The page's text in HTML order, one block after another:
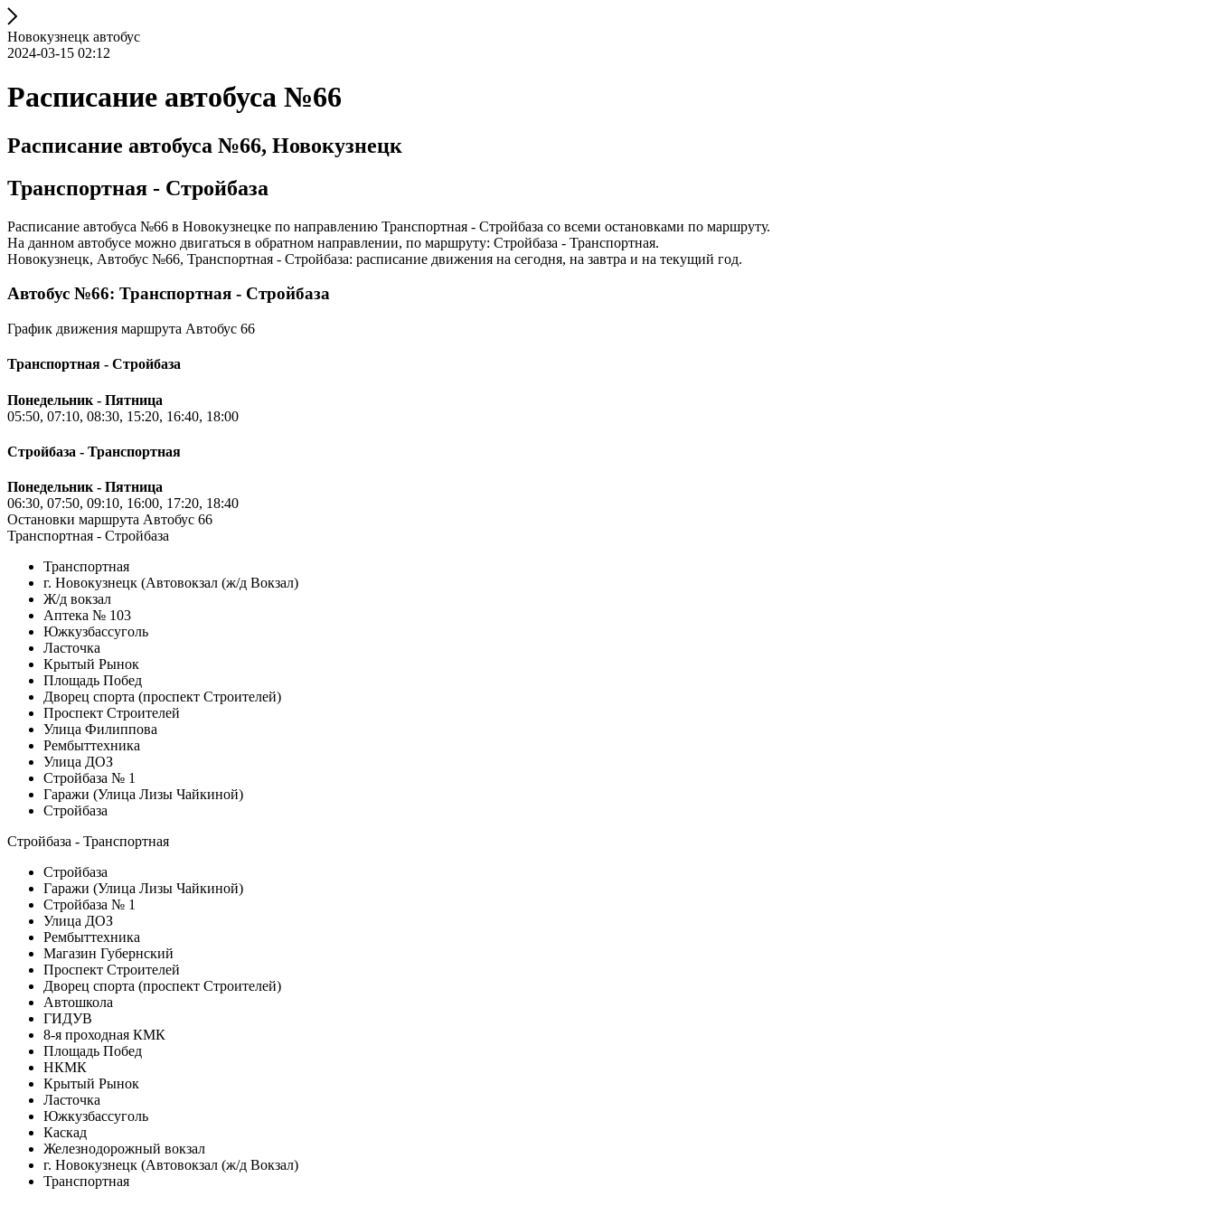
Новокузнецк автобус
2024-03-15 02:12
Расписание автобуса №66
Расписание автобуса №66, Новокузнецк
Транспортная - Стройбаза
Расписание автобуса №66 в Новокузнецке по направлению Транспортная - Стройбаза со всеми остановками по маршруту.
На данном автобусе можно двигаться в обратном направлении, по маршруту: Стройбаза - Транспортная.
Новокузнецк, Автобус №66, Транспортная - Стройбаза: расписание движения на сегодня, на завтра и на текущий год.
Автобус №66: Транспортная - Стройбаза
График движения маршрута Автобус 66
Транспортная - Стройбаза
Понедельник - Пятница
05:50, 07:10, 08:30, 15:20, 16:40, 18:00
Стройбаза - Транспортная
Понедельник - Пятница
06:30, 07:50, 09:10, 16:00, 17:20, 18:40
Остановки маршрута Автобус 66
Транспортная - Стройбаза
Транспортная
г. Новокузнецк (Автовокзал (ж/д Вокзал)
Ж/д вокзал
Аптека № 103
Южкузбассуголь
Ласточка
Крытый Рынок
Площадь Побед
Дворец спорта (проспект Строителей)
Проспект Строителей
Улица Филиппова
Рембыттехника
Улица ДОЗ
Стройбаза № 1
Гаражи (Улица Лизы Чайкиной)
Стройбаза
Стройбаза - Транспортная
Стройбаза
Гаражи (Улица Лизы Чайкиной)
Стройбаза № 1
Улица ДОЗ
Рембыттехника
Магазин Губернский
Проспект Строителей
Дворец спорта (проспект Строителей)
Автошкола
ГИДУВ
8-я проходная КМК
Площадь Побед
НКМК
Крытый Рынок
Ласточка
Южкузбассуголь
Каскад
Железнодорожный вокзал
г. Новокузнецк (Автовокзал (ж/д Вокзал)
Транспортная